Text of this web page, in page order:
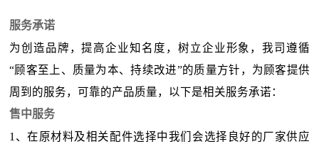
服务承诺
为创造品牌，提高企业知名度，树立企业形象，我司遵循
“顾客至上、质量为本、持续改进”的质量方针，为顾客提供
周到的服务，可靠的产品质量，以下是相关服务承诺：
售中服务
1、在原材料及相关配件选择中我们会选择良好的厂家供应